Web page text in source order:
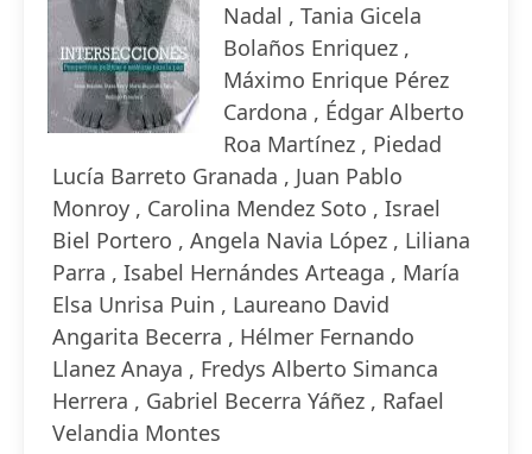
Nadal , Tania Gicela
Bolaños Enriquez ,
Máximo Enrique Pérez
Cardona , Édgar Alberto
Roa Martínez , Piedad
Lucía Barreto Granada , Juan Pablo
Monroy , Carolina Mendez Soto , Israel
Biel Portero , Angela Navia López , Liliana
Parra , Isabel Hernándes Arteaga , María
Elsa Unrisa Puin , Laureano David
Angarita Becerra , Hélmer Fernando
Llanez Anaya , Fredys Alberto Simanca
Herrera , Gabriel Becerra Yáñez , Rafael
Velandia Montes